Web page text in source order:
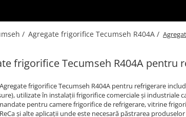
/ Agregate frigorifice Tecumseh R404A /
frigorifice Tecumseh R404A pentru
frigorifice Tecumseh R404A pentru refrigerare
utilizate în instalații frigorifice comerciale și industriale
pentru camere frigorifice de refrigerare, vitrine
și alte aplicații unde este necesară păstrarea